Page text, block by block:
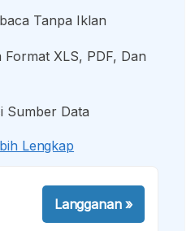
Tanpa Iklan
XLS, PDF, Dan
Sumber Data
Lengkap
Langganan»